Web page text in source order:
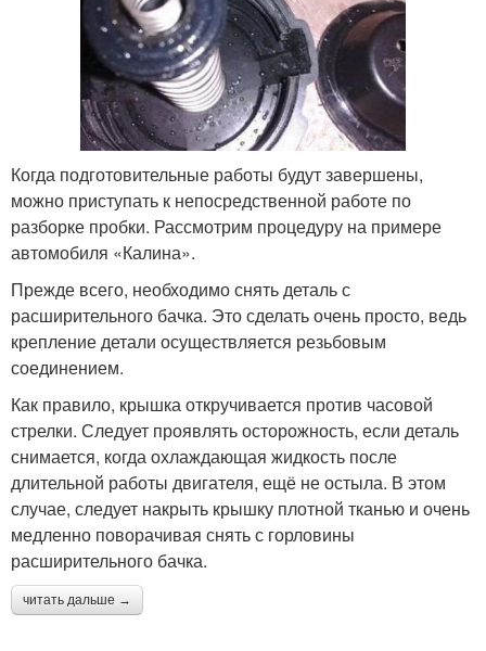
Когда подготовительные работы будут завершены,
можно приступать к непосредственной работе по
разборке пробки. Рассмотрим процедуру на примере
автомобиля «Калина».
Прежде всего, необходимо снять деталь с
расширительного бачка. Это сделать очень просто, ведь
крепление детали осуществляется резьбовым
соединением.
Как правило, крышка откручивается против часовой
стрелки. Следует проявлять осторожность, если деталь
снимается, когда охлаждающая жидкость после
длительной работы двигателя, ещё не остыла. В этом
случае, следует накрыть крышку плотной тканью и очень
медленно поворачивая снять с горловины
расширительного бачка.
читать дальше →